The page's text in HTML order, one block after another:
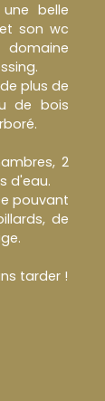
belle
son wc
plus de
de bois
2
d'eau.
pouvant
de
tarder !